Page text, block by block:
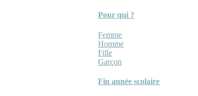
Pour qui ?
Femme
Homme
Fille
Garçon
Fin année scolaire